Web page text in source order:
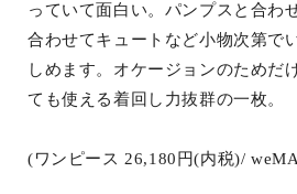
っていて面白い。パンプスと合わ
合わせてキュートなど小物次第で
しめます。オケージョンのためだ
ても使える着回し力抜群の一枚。
(ワンピース 26,180円(内税)/